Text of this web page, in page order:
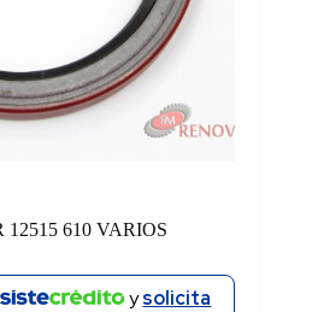
610 VARIOS
ysolicita